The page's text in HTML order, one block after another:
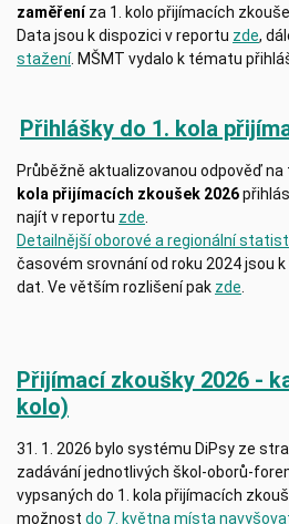
zaměřeníza 1. kolo přijímacích
Data jsou k dispozici v reportu zde,
stažení. MŠMT vydalo k tématu
Přihlášky do 1. kola
Průběžně aktualizovanou odpověď na
kola přijímacích zkoušek 2026
najít v reportu zde.
Detailnější oborové a regionální
časovém srovnání od roku 2024 jsou
dat. Ve větším rozlišení pak zde.
Přijímací zkoušky 2026 -
kolo)
31. 1. 2026 bylo systému DiPsy ze
zadávání jednotlivých škol-oborů-
vypsaných do 1. kola přijímacích
možnost do 7. května místa